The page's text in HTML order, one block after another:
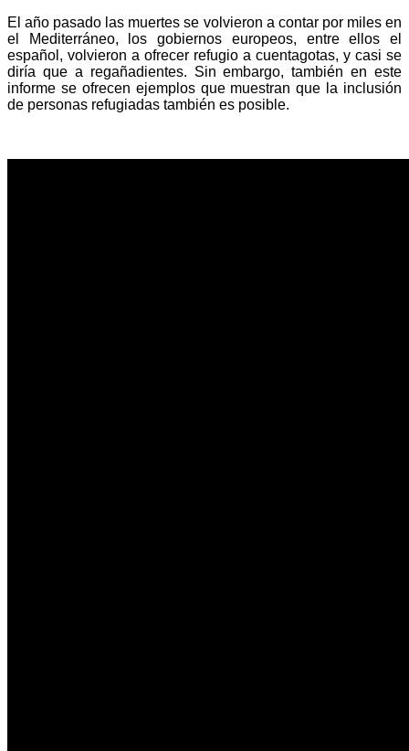
El año pasado las muertes se volvieron a contar por miles en
el Mediterráneo, los gobiernos europeos, entre ellos el
español, volvieron a ofrecer refugio a cuentagotas, y casi se
diría que a regañadientes. Sin embargo, también en este
informe se ofrecen ejemplos que muestran que la inclusión
de personas refugiadas también es posible.